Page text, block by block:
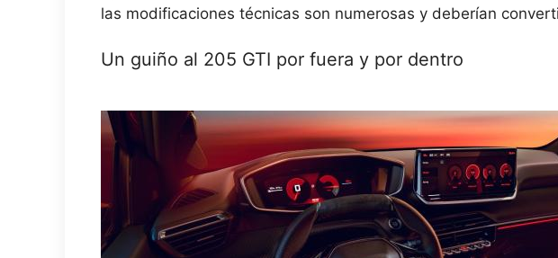
las modificaciones técnicas son numerosas y deberían
Un guiño al 205 GTI por fuera y por dentro